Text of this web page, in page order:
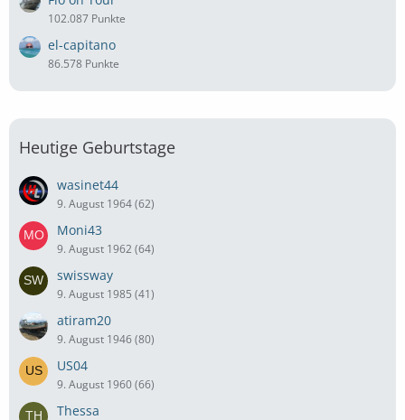
102.087 Punkte
el-capitano
86.578 Punkte
Heutige Geburtstage
wasinet44
9. August 1964 (62)
Moni43
9. August 1962 (64)
swissway
9. August 1985 (41)
atiram20
9. August 1946 (80)
US04
9. August 1960 (66)
Thessa